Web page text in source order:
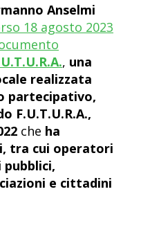
Anselmi
18 agosto 2023
, una
realizzata
partecipativo,
F.U.T.U.R.A.,
che ha
tra cui operatori
e cittadini​​